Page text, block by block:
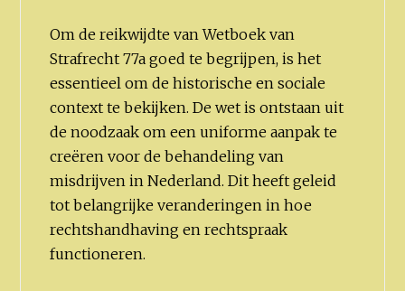
Om de reikwijdte van Wetboek van
Strafrecht 77a goed te begrijpen, is het
essentieel om de historische en sociale
context te bekijken. De wet is ontstaan uit
de noodzaak om een uniforme aanpak te
creëren voor de behandeling van
misdrijven in Nederland. Dit heeft geleid
tot belangrijke veranderingen in hoe
rechtshandhaving en rechtspraak
functioneren.